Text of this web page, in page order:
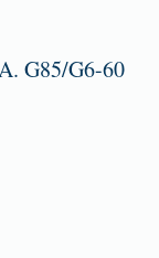
G85/G6-60